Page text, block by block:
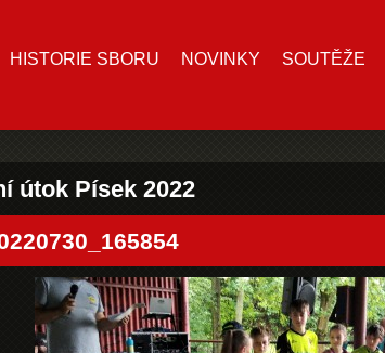
HISTORIE SBORU NOVINKY SOUTĚŽE
útok Písek 2022